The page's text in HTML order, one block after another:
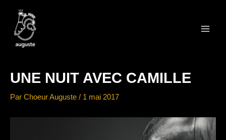
contenu
UNE NUIT AVEC CAMILLE
Par Choeur Auguste / 1 mai 2017